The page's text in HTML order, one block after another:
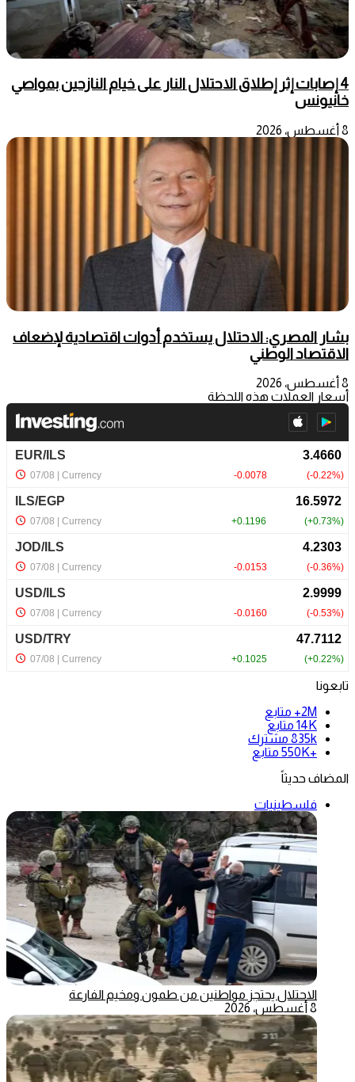
4 إصابات إثر إطلاق الاحتلال النار على خيام النازحين بمواصي
خانيونس
8 أغسطس، 2026
بشار المصري: الاحتلال يستخدم أدوات اقتصادية لإضعاف
الاقتصاد الوطني
8 أغسطس، 2026
أسعار العملات هذه اللحظة
تابعونا
2M+
متابع
14K متابع
835k مشترك
+550K
متابع
المضاف حديثاً
فلسطينيات
الاحتلال يحتجز مواطنين من طمون ومخيم الفارعة
8 أغسطس، 2026